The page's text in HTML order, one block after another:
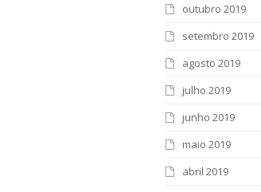
outubro 2019
setembro 2019
agosto 2019
julho 2019
junho 2019
maio 2019
abril 2019